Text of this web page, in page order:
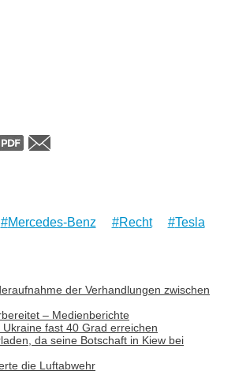
Mercedes-Benz Recht Tesla
der Verhandlungen zwischen
– Medienberichte
fast 40 Grad erreichen
da seine Botschaft in Kiew bei
die Luftabwehr